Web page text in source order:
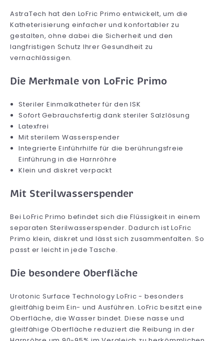
AstraTech hat den LoFric Primo entwickelt, um die
Katheterisierung einfacher und konfortabler zu
gestalten, ohne dabei die Sicherheit und den
langfristigen Schutz Ihrer Gesundheit zu
vernachlässigen.
Die Merkmale von LoFric Primo
Steriler Einmalkatheter für den ISK
Sofort Gebrauchsfertig dank steriler Salzlösung
Latexfrei
Mit sterilem Wasserspender
Integrierte Einführhilfe für die berührungsfreie
Einführung in die Harnröhre
Klein und diskret verpackt
Mit Sterilwasserspender
Bei LoFric Primo befindet sich die Flüssigkeit in einem
separaten Sterilwasserspender. Dadurch ist LoFric
Primo klein, diskret und lässt sich zusammenfalten. So
passt er leicht in jede Tasche.
Die besondere Oberfläche
Urotonic Surface Technology LoFric - besonders
gleitfähig beim Ein- und Ausführen. LoFric besitzt eine
Oberfläche, die Wasser bindet. Diese nasse und
gleitfähige Oberfläche reduziert die Reibung in der